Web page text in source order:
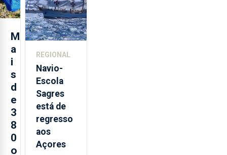
M
a
i
s
d
e
3
8
0
o
Sebastião
e cria 30
postos de
REGIONAL
Navio-
Escola
Sagres
está de
regresso
aos
Açores